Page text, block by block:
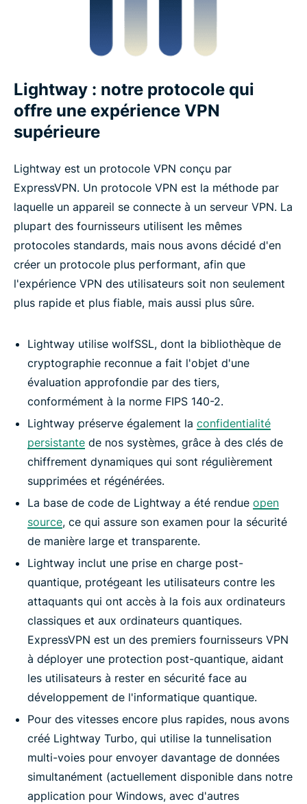
Lightway : notre protocole qui
offre une expérience VPN
supérieure
Lightway est un protocole VPN conçu par
ExpressVPN. Un protocole VPN est la méthode par
laquelle un appareil se connecte à un serveur VPN. La
plupart des fournisseurs utilisent les mêmes
protocoles standards, mais nous avons décidé d'en
créer un protocole plus performant, afin que
l'expérience VPN des utilisateurs soit non seulement
plus rapide et plus fiable, mais aussi plus sûre.
Lightway utilise wolfSSL, dont la bibliothèque de
cryptographie reconnue a fait l'objet d'une
évaluation approfondie par des tiers,
conformément à la norme FIPS 140-2.
Lightway préserve également la confidentialité
persistante de nos systèmes, grâce à des clés de
chiffrement dynamiques qui sont régulièrement
supprimées et régénérées.
La base de code de Lightway a été rendue open
source, ce qui assure son examen pour la sécurité
de manière large et transparente.
Lightway inclut une prise en charge post-
quantique, protégeant les utilisateurs contre les
attaquants qui ont accès à la fois aux ordinateurs
classiques et aux ordinateurs quantiques.
ExpressVPN est un des premiers fournisseurs VPN
à déployer une protection post-quantique, aidant
les utilisateurs à rester en sécurité face au
développement de l'informatique quantique.
Pour des vitesses encore plus rapides, nous avons
créé Lightway Turbo, qui utilise la tunnelisation
multi-voies pour envoyer davantage de données
simultanément (actuellement disponible dans notre
application pour Windows, avec d'autres